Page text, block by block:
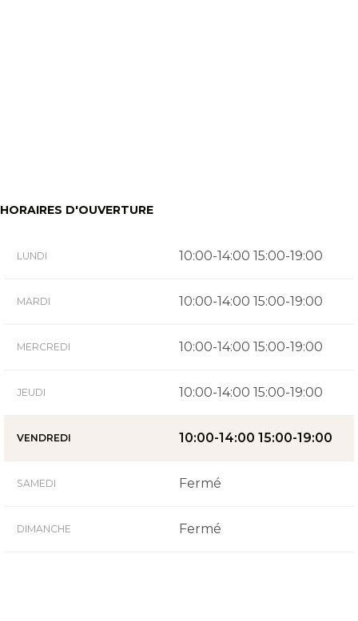
HORAIRES D'OUVERTURE
LUNDI 10:00-14:00 15:00-19:00
MARDI 10:00-14:00 15:00-19:00
MERCREDI 10:00-14:00 15:00-19:00
JEUDI 10:00-14:00 15:00-19:00
VENDREDI 10:00-14:00 15:00-19:00
SAMEDI Fermé
DIMANCHE Fermé